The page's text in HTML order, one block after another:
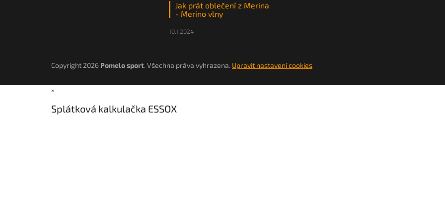
Jak prát oblečení z Merina
- Merino vlny
10.1.2024
Copyright 2026 Pomelo sport. Všechna práva vyhrazena. Upravit nastavení cookies
×
Splátková kalkulačka ESSOX